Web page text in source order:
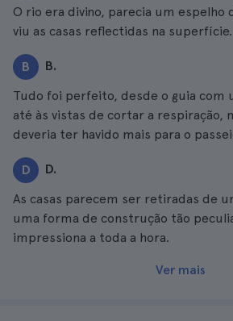
O rio era divino, parecia um espelho
viu as casas reflectidas na superfície.
B B.
Tudo foi perfeito, desde o guia com
até às vistas de cortar a respiração,
deveria ter havido mais para o
D D.
As casas parecem ser retiradas de
uma forma de construção tão
impressiona a toda a hora.
Ver mais